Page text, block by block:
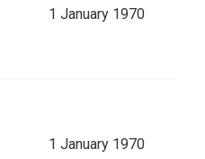
1 January 1970
1 January 1970